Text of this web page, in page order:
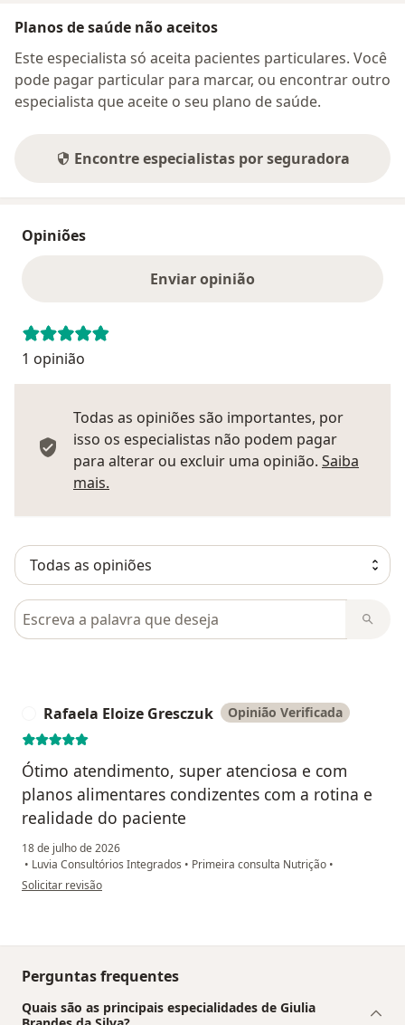
Planos de saúde não aceitos
Este especialista só aceita pacientes particulares. Você
pode pagar particular para marcar, ou encontrar outro
especialista que aceite o seu plano de saúde.
Encontre especialistas por seguradora
Opiniões
Enviar opinião
1 opinião
Todas as opiniões são importantes, por
isso os especialistas não podem pagar
para alterar ou excluir uma opinião. Saiba
mais.
Pesquisar em opiniões
Rafaela Eloize Gresczuk Opinião Verificada
Ótimo atendimento, super atenciosa e com
planos alimentares condizentes com a rotina e
realidade do paciente
18 de julho de 2026
• Luvia Consultórios Integrados • Primeira consulta Nutrição •
na opinião do utilizador Rafaela Eloize Gresczuk
Solicitar revisão
Perguntas frequentes
Quais são as principais especialidades de Giulia